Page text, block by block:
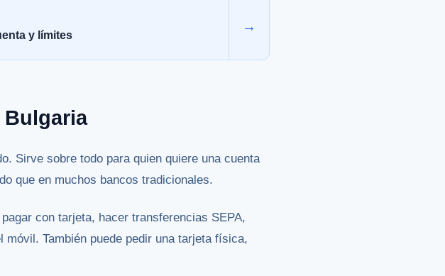
y límites
→
Bulgaria
Sirve sobre todo para quien quiere una cuenta
que en muchos bancos tradicionales.
con tarjeta, hacer transferencias SEPA,
También puede pedir una tarjeta física,